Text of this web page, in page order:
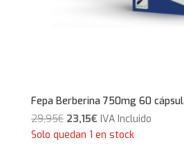
Fepa Berberina 750mg 60
29,95€ El
precio
23,15€El
precio
IVA Incluido
Solo quedan 1 en stock